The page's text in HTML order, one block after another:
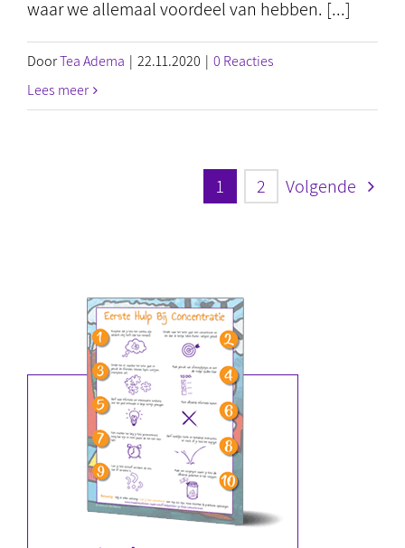
waar we allemaal voordeel van hebben. [...]
DoorTea Adema | 22.11.2020 | 0 Reacties
Lees meer
1 2 Volgende